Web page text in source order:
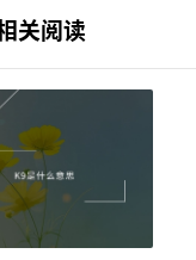
关阅读